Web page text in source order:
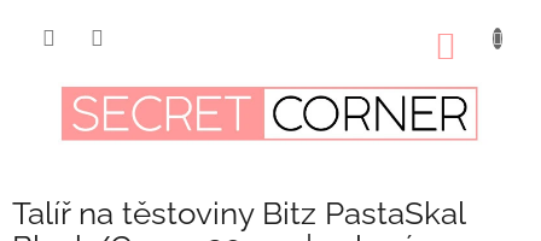
Talíř na těstoviny Bitz PastaSkal